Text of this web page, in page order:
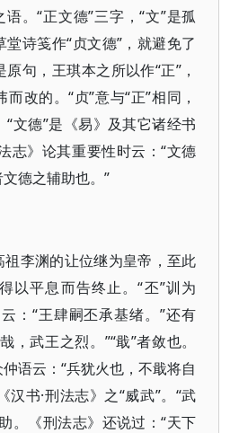
。“正文德”三字，“文”是孤
诗笺作“贞文德”，就避免了
句，王琪本之所以作“正”，
改的。“贞”意与“正”相同，
“文德”是《易》及其它诸经书
志》论其重要性时云：“文德
德之辅助也。”
祖李渊的让位继为皇帝，至此
以平息而告终止。“丕”训为
：“王肆嗣丕承基绪。”还有
，武王之烈。”“戢”者敛也。
语云：“兵犹火也，不戢将自
汉书·刑法志》之“威武”。“武
。《刑法志》还说过：“天下